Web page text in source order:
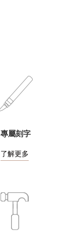
專屬刻字
了解更多